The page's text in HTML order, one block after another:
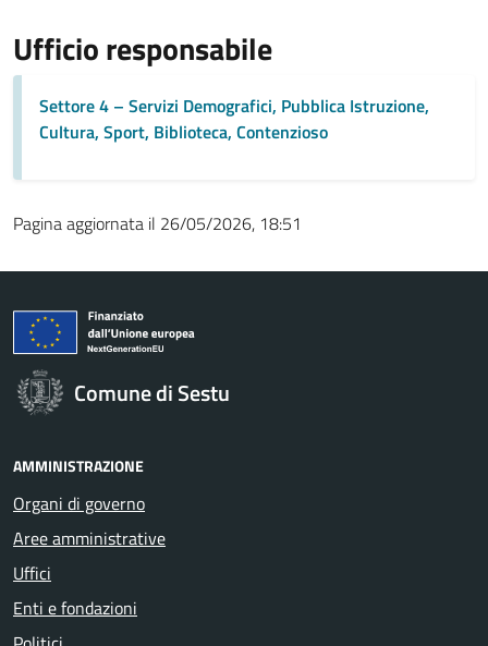
Ufficio responsabile
Settore 4 – Servizi Demografici, Pubblica Istruzione,
Cultura, Sport, Biblioteca, Contenzioso
Pagina aggiornata il 26/05/2026, 18:51
Comune di Sestu
AMMINISTRAZIONE
Organi di governo
Aree amministrative
Uffici
Enti e fondazioni